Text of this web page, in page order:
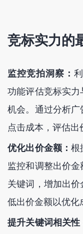
竞标实力的
监控竞拍洞察：
功能评估竞标实
机会。通过分析
点击成本，评估出
优化出价金额：根
监控和调整出价
关键词，增加出
低出价金额以优化
提升关键词相关性